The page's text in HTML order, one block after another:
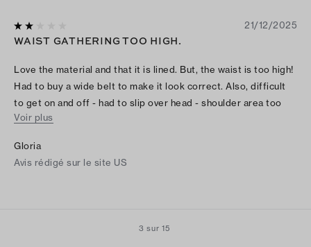
21/12/2025
WAIST GATHERING TOO HIGH.
Love the material and that it is lined. But, the waist is too high!
Had to buy a wide belt to make it look correct. Also, difficult
to get on and off - had to slip over head - shoulder area too
narrow to easily get off.
Voir plus
Gloria
Avis rédigé sur le site US
3 sur 15